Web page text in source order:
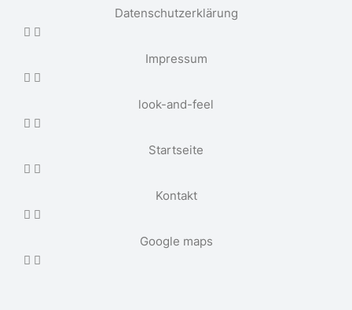
Datenschutzerklärung
Impressum
look-and-feel
Startseite
Kontakt
Google maps